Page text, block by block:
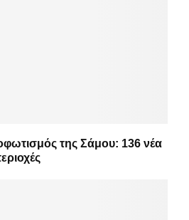
της Σάμου: 136 νέα